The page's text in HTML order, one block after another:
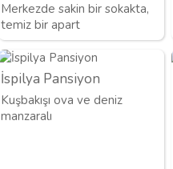
Merkezde sakin bir sokakta,
temiz bir apart
İspilya Pansiyon
Kuşbakışı ova ve deniz
manzaralı